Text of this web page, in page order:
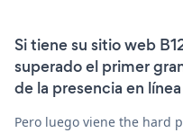
Si tiene su sitio web
superado el primer
de la presencia en
Pero luego viene the hard